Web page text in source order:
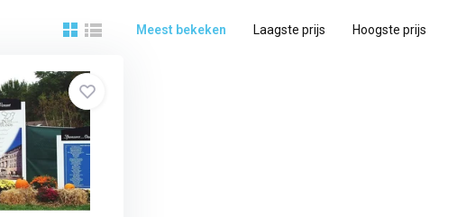
Meest bekeken Laagste prijs Hoogste prijs